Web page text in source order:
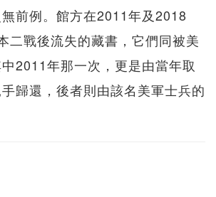
前例。館方在2011年及2018
二戰後流失的藏書，它們同被美
2011年那一次，更是由當年取
歸還，後者則由該名美軍士兵的